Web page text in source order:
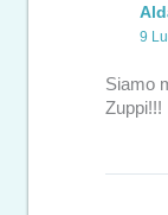
9
Siamo
Zuppi!!!